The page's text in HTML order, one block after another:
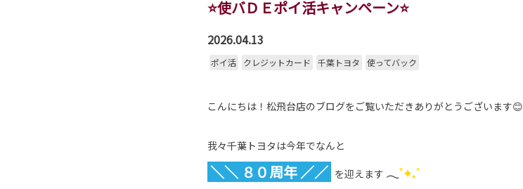
⭐使バＤＥポイ活キャンペーン⭐
2026.04.13
ポイ活 クレジットカード 千葉トヨタ 使ってバック
こんにちは！松飛台店のブログをご覧いただきありがとうございます😊
我々千葉トヨタは今年でなんと
＼＼ ８０周年／／ を迎えます 𓂃˚✦₊˚